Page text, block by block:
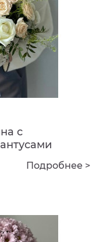
с
Подробнее >